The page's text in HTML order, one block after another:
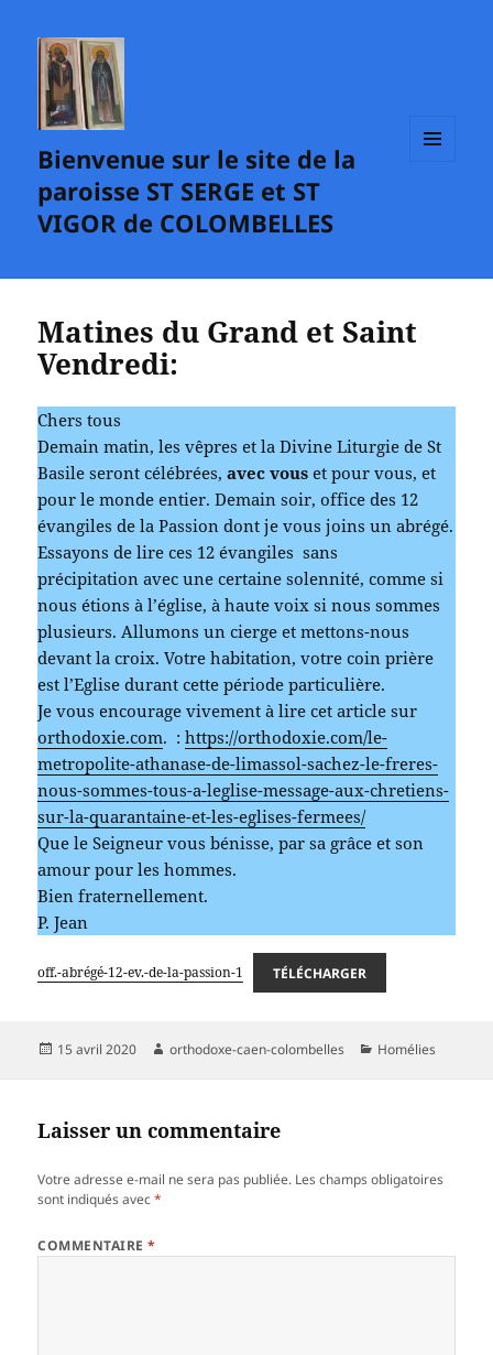
Bienvenue sur le site de la
paroisse ST SERGE et ST
VIGOR de COLOMBELLES
Matines du Grand et Saint
Vendredi:
Chers tous
Demain matin, les vêpres et la Divine Liturgie de St
Basile seront célébrées,avec vous et pour vous, et
pour le monde entier. Demain soir, office des 12
évangiles de la Passion dont je vous joins un abrégé.
Essayons de lire ces 12 évangiles sans
précipitation avec une certaine solennité, comme si
nous étions à l’église, à haute voix si nous sommes
plusieurs. Allumons un cierge et mettons-nous
devant la croix. Votre habitation, votre coin prière
est l’Eglise durant cette période particulière.
Je vous encourage vivement à lire cet article sur
orthodoxie.com. :https://orthodoxie.com/le-
metropolite-athanase-de-limassol-sachez-le-freres-
nous-sommes-tous-a-leglise-message-aux-chretiens-
sur-la-quarantaine-et-les-eglises-fermees/
Que le Seigneur vous bénisse, par sa grâce et son
amour pour les hommes.
Bien fraternellement.
P. Jean
off.-abrégé-12-ev.-de-la-passion-1 TÉLÉCHARGER
Publié
15 avril 2020 Auteur
orthodoxe-caen-colombelles Catégories
Homélies
Laisser un commentaire
Votre adresse e-mail ne sera pas publiée. Les champs obligatoires
sont indiqués avec*
COMMENTAIRE*